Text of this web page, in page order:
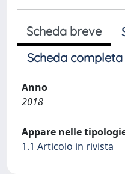
Scheda breve
Scheda completa
Anno
2018
Appare nelle
1.1 Articolo in rivista